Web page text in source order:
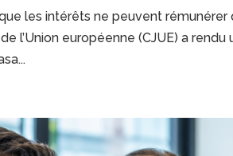
les intérêts ne peuvent
l’Union européenne (CJUE) a